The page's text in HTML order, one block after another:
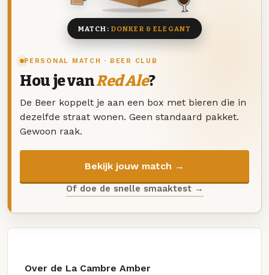
PERSONAL MATCH · BEER CLUB
Hou je vanRed Ale?
De Beer koppelt je aan een box met bieren die in
dezelfde straat wonen. Geen standaard pakket.
Gewoon raak.
Bekijk jouw match →
Of doe de snelle smaaktest →
MATCH: DONKER & ELEGANT
Over de La Cambre Amber